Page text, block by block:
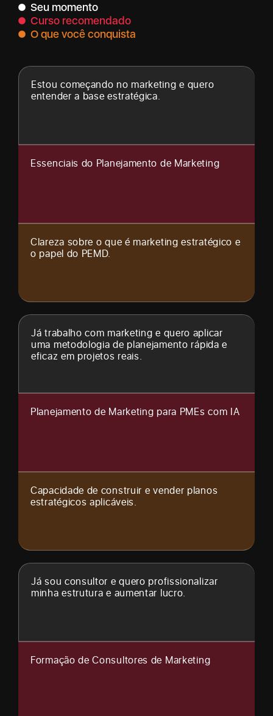
Seu momento
Curso recomendado
O que você conquista
Estou começando no marketing e quero
entender a base estratégica.
Essenciais do Planejamento de Marketing
Clareza sobre o que é marketing estratégico e
o papel do PEMD.
Já trabalho com marketing e quero aplicar
uma metodologia de planejamento rápida e
eficaz em projetos reais.
Planejamento de Marketing para PMEs com IA
Capacidade de construir e vender planos
estratégicos aplicáveis.
Já sou consultor e quero profissionalizar
minha estrutura e aumentar lucro.
Formação de Consultores de Marketing